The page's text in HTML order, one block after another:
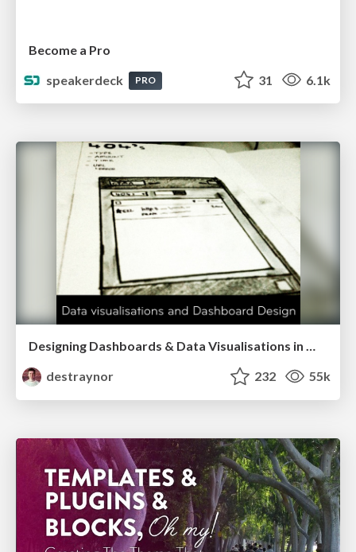
Become a Pro
speakerdeck
PRO 31 6.1k
Designing Dashboards & Data Visualisations in Web Apps
destraynor
232 55k